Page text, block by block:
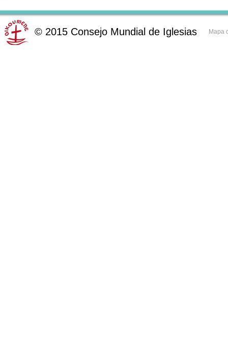
© 2015 Consejo Mundial de Iglesias Mapa